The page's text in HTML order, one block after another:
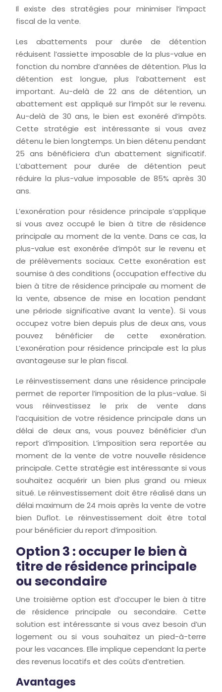
Il existe des stratégies pour minimiser l’impact
fiscal de la vente.
Les abattements pour durée de détention
réduisent l’assiette imposable de la plus-value en
fonction du nombre d’années de détention. Plus la
détention est longue, plus l’abattement est
important. Au-delà de 22 ans de détention, un
abattement est appliqué sur l’impôt sur le revenu.
Au-delà de 30 ans, le bien est exonéré d’impôts.
Cette stratégie est intéressante si vous avez
détenu le bien longtemps. Un bien détenu pendant
25 ans bénéficiera d’un abattement significatif.
L’abattement pour durée de détention peut
réduire la plus-value imposable de 85% après 30
ans.
L’exonération pour résidence principale s’applique
si vous avez occupé le bien à titre de résidence
principale au moment de la vente. Dans ce cas, la
plus-value est exonérée d’impôt sur le revenu et
de prélèvements sociaux. Cette exonération est
soumise à des conditions (occupation effective du
bien à titre de résidence principale au moment de
la vente, absence de mise en location pendant
une période significative avant la vente). Si vous
occupez votre bien depuis plus de deux ans, vous
pouvez bénéficier de cette exonération.
L’exonération pour résidence principale est la plus
avantageuse sur le plan fiscal.
Le réinvestissement dans une résidence principale
permet de reporter l’imposition de la plus-value. Si
vous réinvestissez le prix de vente dans
l’acquisition de votre résidence principale dans un
délai de deux ans, vous pouvez bénéficier d’un
report d’imposition. L’imposition sera reportée au
moment de la vente de votre nouvelle résidence
principale. Cette stratégie est intéressante si vous
souhaitez acquérir un bien plus grand ou mieux
situé. Le réinvestissement doit être réalisé dans un
délai maximum de 24 mois après la vente de votre
bien Duflot. Le réinvestissement doit être total
pour bénéficier du report d’imposition.
Option 3 : occuper le bien à
titre de résidence principale
ou secondaire
Une troisième option est d’occuper le bien à titre
de résidence principale ou secondaire. Cette
solution est intéressante si vous avez besoin d’un
logement ou si vous souhaitez un pied-à-terre
pour les vacances. Elle implique cependant la perte
des revenus locatifs et des coûts d’entretien.
Avantages